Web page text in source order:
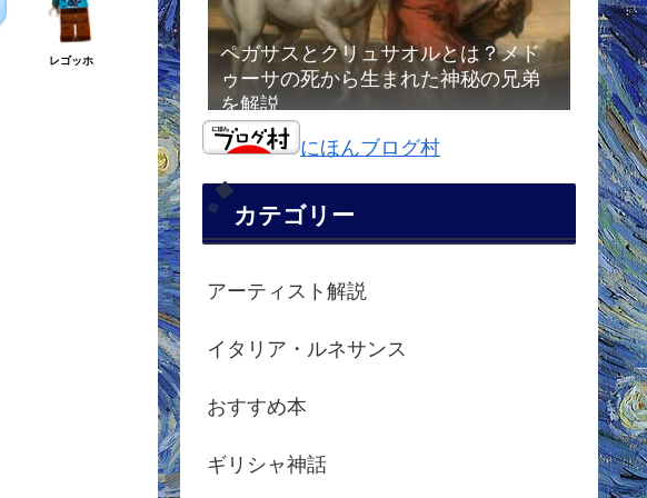
レゴッホ
ペガサスとクリュサオルとは？メド
ゥーサの死から生まれた神秘の兄弟
を解説
にほんブログ村
カテゴリー
アーティスト解説
イタリア・ルネサンス
おすすめ本
ギリシャ神話